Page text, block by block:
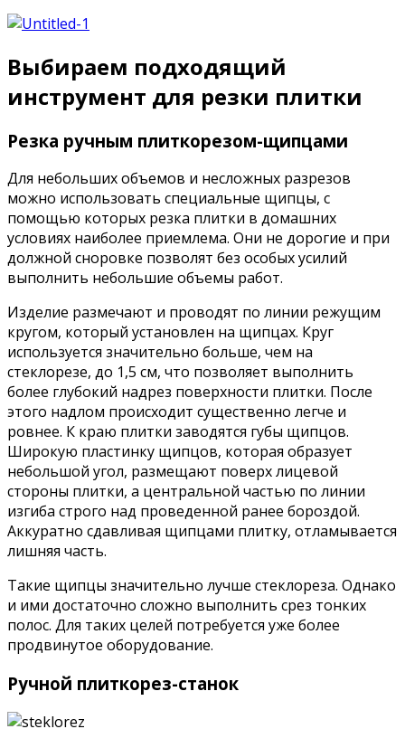
Выбираем подходящий
инструмент для резки плитки
Резка ручным плиткорезом-щипцами
Для небольших объемов и несложных разрезов
можно использовать специальные щипцы, с
помощью которых резка плитки в домашних
условиях наиболее приемлема. Они не дорогие и при
должной сноровке позволят без особых усилий
выполнить небольшие объемы работ.
Изделие размечают и проводят по линии режущим
кругом, который установлен на щипцах. Круг
используется значительно больше, чем на
стеклорезе, до 1,5 см, что позволяет выполнить
более глубокий надрез поверхности плитки. После
этого надлом происходит существенно легче и
ровнее. К краю плитки заводятся губы щипцов.
Широкую пластинку щипцов, которая образует
небольшой угол, размещают поверх лицевой
стороны плитки, а центральной частью по линии
изгиба строго над проведенной ранее бороздой.
Аккуратно сдавливая щипцами плитку, отламывается
лишняя часть.
Такие щипцы значительно лучше стеклореза. Однако
и ими достаточно сложно выполнить срез тонких
полос. Для таких целей потребуется уже более
продвинутое оборудование.
Ручной плиткорез-станок